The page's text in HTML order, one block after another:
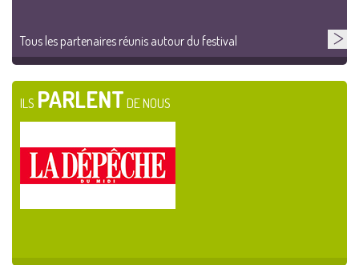
Tous les partenaires réunis autour du festival
ILS PARLENT DE NOUS